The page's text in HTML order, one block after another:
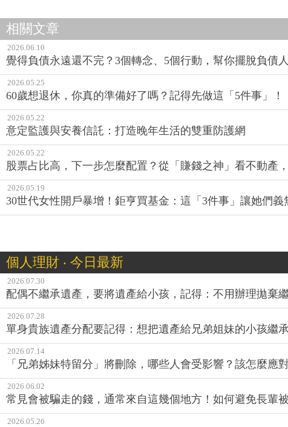
相關文章
2026.06.10
覺得負債永遠還不完？3個轉念、5個行動，幫你擺脫負債
2026.05.25
60歲想退休，你真的準備好了嗎？記得先做這「5件事」！
2026.05.22
意定監護與安養信託：打造晚年生活的雙重防護網
2026.05.22
股票占比高，下一步怎麼配置？從「賺錢之神」看不動產
2026.05.19
30世代女性開戶暴增！鉅亨買基金：這「3件事」讓她們義
個人理財 ‧ 今日最新
2026.07.30
配偶不繼承遺產，要將遺產給小孩，記得：不用辦理拋棄繼
2026.07.28
單身貴族遺產分配要記得：想把遺產給兄弟姐妹的小孩繼
2026.07.14
「兄弟姊妹特留分」將刪除，哪些人會受影響？該怎麼應
2026.06.02
常見會被騙走的錢，通常來自這幾個地方！如何避免長輩
2026.05.26